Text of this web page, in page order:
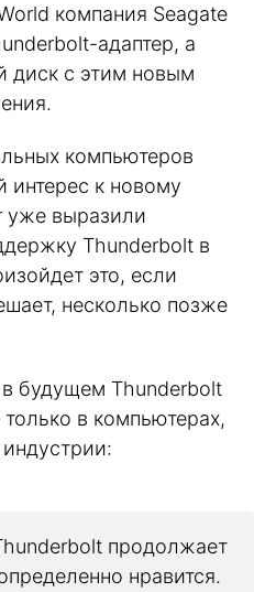
компания Seagate
адаптер, а
диск с этим новым
компьютеров
интерес к новому
уже выразили
Thunderbolt в
это, если
несколько позже
будущем Thunderbolt
в компьютерах,
продолжает
нравится.